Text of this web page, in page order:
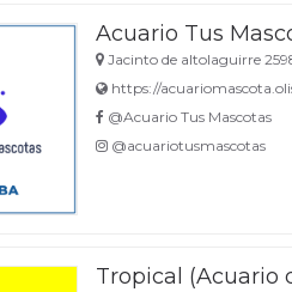
Acuario Tus
Jacinto de altolaguirre
https://
@Acuario Tus Mascotas
@acuariotusmascotas
Tropical (Acuario